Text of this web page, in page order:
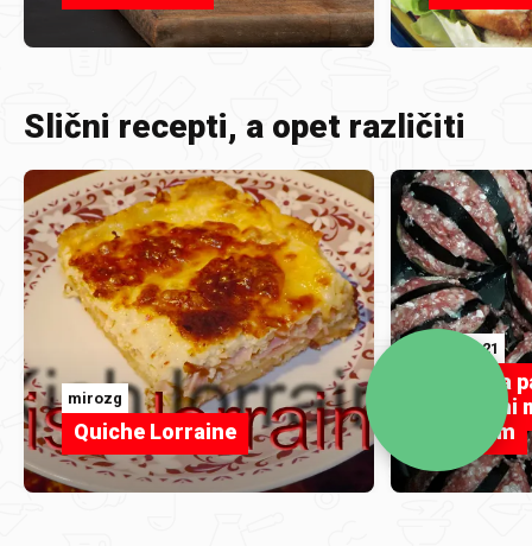
Slični recepti, a opet različiti
mirozg
Quiche Lorraine
dadda21
Lepeza
Punjeni
mesom